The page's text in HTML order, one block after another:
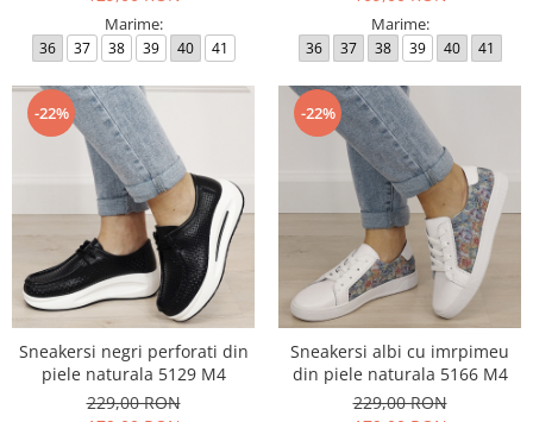
Marime:
36 37 38 39 40 41
Marime:
36 37 38 39 40 41
-22%
Sneakersi negri perforati din
piele naturala 5129 M4
229,00 RON
-22%
Sneakersi albi cu imrpimeu
din piele naturala 5166 M4
229,00 RON